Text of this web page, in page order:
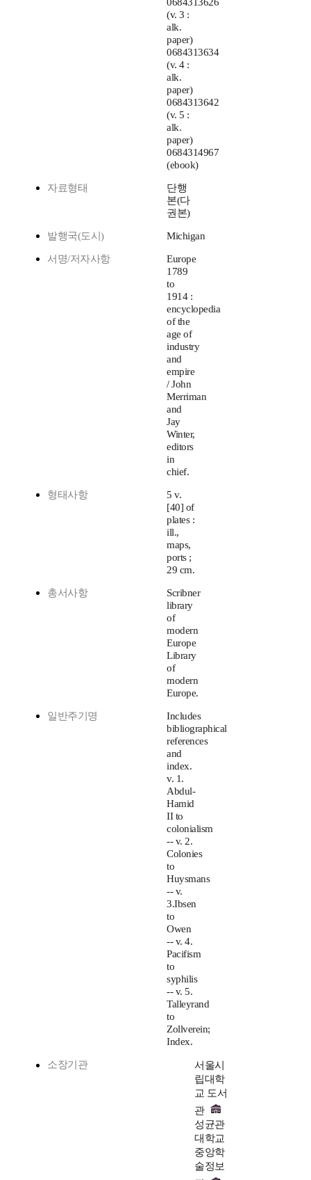
0684313626
(v. 3 :
alk.
paper)
0684313634
(v. 4 :
alk.
paper)
0684313642
(v. 5 :
alk.
paper)
0684314967
(ebook)
자료형태
단행
본(다
권본)
발행국(도시) Michigan
서명/저자사항
Europe
1789
to
1914 :
encyclopedia
of the
age of
industry
and
empire
/ John
Merriman
and
Jay
Winter,
editors
in
chief.
형태사항
5 v.
[40] of
plates :
ill.,
maps,
ports ;
29 cm.
총서사항
Scribner
library
of
modern
Europe
Library
of
modern
Europe.
일반주기명
Includes
bibliographical
references
and
index.
v. 1.
Abdul-
Hamid
II to
colonialism
-- v. 2.
Colonies
to
Huysmans
-- v.
3.Ibsen
to
Owen
-- v. 4.
Pacifism
to
syphilis
-- v. 5.
Talleyrand
to
Zollverein;
Index.
소장기관
서울시
립대학
교 도서
관
성균관
대학교
중앙학
술정보